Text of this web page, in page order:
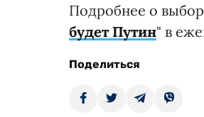
Подробнее о
будет Путин" в
Поделиться